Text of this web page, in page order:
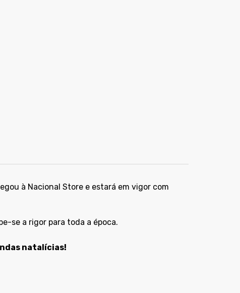
à Nacional Store e estará em vigor com
se a rigor para toda a época.
natalícias!